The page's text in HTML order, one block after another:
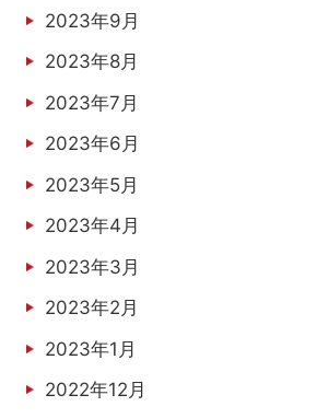
2023年9月
2023年8月
2023年7月
2023年6月
2023年5月
2023年4月
2023年3月
2023年2月
2023年1月
2022年12月